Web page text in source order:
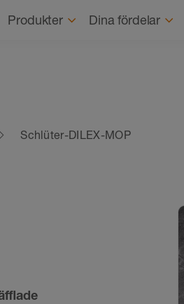
Produkter Dina fördelar
Schlüter-DILEX-MOP